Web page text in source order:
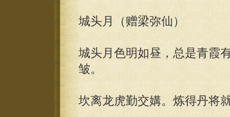
城头月（赠梁弥仙）
城头月色明如昼，总是青霞
皱。
坎离龙虎勤交媾。炼得丹将